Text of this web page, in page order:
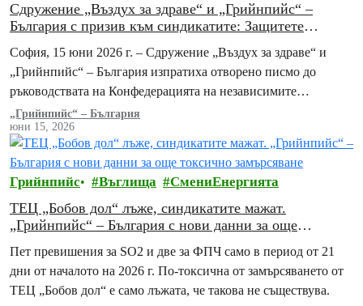
Сдружение „Въздух за здраве“ и „Грийнпийс“ –
България с призив към синдикатите: Защитете
местната общност
София, 15 юни 2026 г. – Сдружение „Въздух за здраве“ и
„Грийнпийс“ – България изпратиха отворено писмо до
ръководствата на Конфедерацията на независимите
синдикати на България (КНСБ) и на Конфедерацията…
„Грийнпийс“ – България
юни 15, 2026
Грийнпийс Въглища СмениЕнергията
ТЕЦ „Бобов дол“ лъже, синдикатите мажат.
„Грийнпийс“ – България с нови данни за още
Пет превишения за SO2 и две за ФПЧ само в период от 21
дни от началото на 2026 г. По-токсична от замърсяването от
ТЕЦ „Бобов дол“ е само лъжата, че такова не съществува.